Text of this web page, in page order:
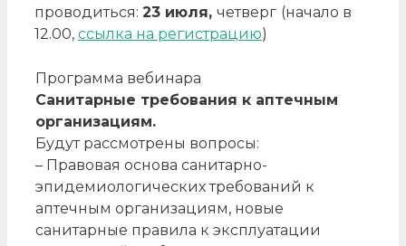
проводиться: 23 июля, четверг (начало в
12.00, ссылка на регистрацию)
Программа вебинара
Санитарные требования к аптечным
организациям.
Будут рассмотрены вопросы:
– Правовая основа санитарно-
эпидемиологических требований к
аптечным организациям, новые
санитарные правила к эксплуатации